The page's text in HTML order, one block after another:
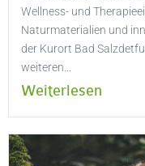
Wellness- und
Naturmaterialien und
der Kurort Bad
weiteren...
Weiterlesen